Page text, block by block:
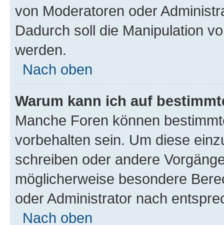
von Moderatoren oder
Dadurch soll die Manipulation
werden.
Nach oben
Warum kann ich auf
Manche Foren können
vorbehalten sein. Um diese
schreiben oder andere
möglicherweise besondere
oder Administrator nach
Nach oben